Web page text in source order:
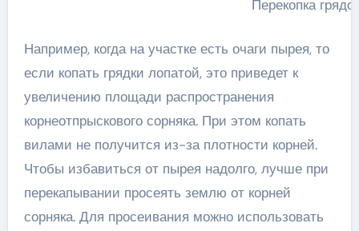
Перекопка
Например, когда на участке есть очаги пырея, то
если копать грядки лопатой, это приведет к
увеличению площади распространения
корнеотпрыскового сорняка. При этом копать
вилами не получится из-за плотности корней.
Чтобы избавиться от пырея надолго, лучше при
перекапывании просеять землю от корней
сорняка. Для просеивания можно использовать